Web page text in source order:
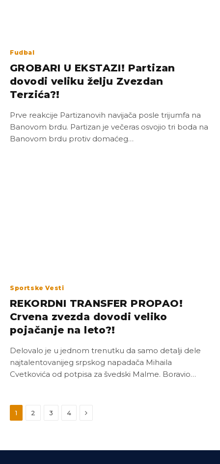
Fudbal
GROBARI U EKSTAZI! Partizan
dovodi veliku želju Zvezdan
Terzića?!
Prve reakcije Partizanovih navijača posle trijumfa na
Banovom brdu. Partizan je večeras osvojio tri boda na
Banovom brdu protiv domaćeg…
Sportske Vesti
REKORDNI TRANSFER PROPAO!
Crvena zvezda dovodi veliko
pojačanje na leto?!
Delovalo je u jednom trenutku da samo detalji dele
najtalentovanijeg srpskog napadača Mihaila
Cvetkovića od potpisa za švedski Malme. Boravio…
1 2 3 4 Next